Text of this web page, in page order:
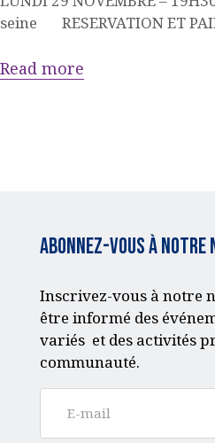
seine RESERVATION ET
Read more
Abonnez-vous à
Inscrivez-vous à notre
être informé des
variés et des activités
communauté.